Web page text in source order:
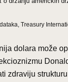
Treasury
dolara može
zdraviju